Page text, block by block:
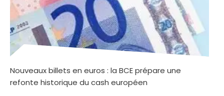
Nouveaux billets en euros : la BCE prépare une
refonte historique du cash européen